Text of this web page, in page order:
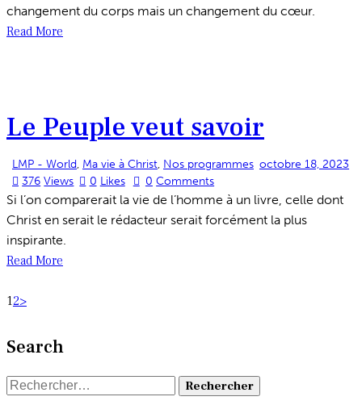
changement du corps mais un changement du cœur.
Read More
Le Peuple veut savoir
LMP - World, Ma vie à Christ, Nos programmes octobre 18, 2023
376 Views 0 Likes 0 Comments
Si l’on comparerait la vie de l’homme à un livre, celle dont
Christ en serait le rédacteur serait forcément la plus
inspirante.
Read More
Pagination
des
publications
Page
1Page
2>
Search
Rechercher :